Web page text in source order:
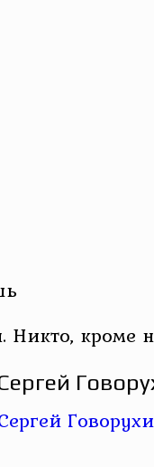
Никто, кроме